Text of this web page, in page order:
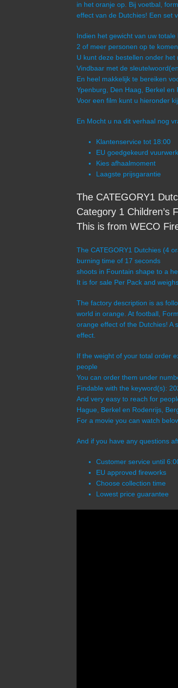
in het oranje op. Bij voetbal,
effect van de Dutchies! Een set
Indien het gewicht van uw
2 of meer personen op te
U kunt deze bestellen onder
Vindbaar met de
En heel makkelijk te bereiken
Ypenburg, Den Haag, Berkel en
Voor een film kunt u hieronder
En Mocht u na dit verhaal nog
Klantenservice tot 18:00
EU goedgekeurd vuurwerk
Kies afhaalmoment
Laagste prijsgarantie
The CATEGORY1
Category 1 Children’s
This is from WECO
The CATEGORY1 Dutchies (4
burning time of 17 seconds
shoots in Fountain shape to a
It is for sale Per Pack and
The factory description is as
world in orange. At football,
orange effect of the Dutchies! A
effect.
If the weight of your total order
people
You can order them under
Findable with the keyword(s):
And very easy to reach for
Hague, Berkel en Rodenrijs,
For a movie you can watch
And if you have any questions
Customer service until
EU approved fireworks
Choose collection time
Lowest price guarantee